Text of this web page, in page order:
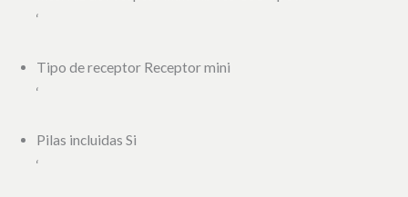
‘
Tipo de receptor Receptor mini
‘
Pilas incluidas Si
‘